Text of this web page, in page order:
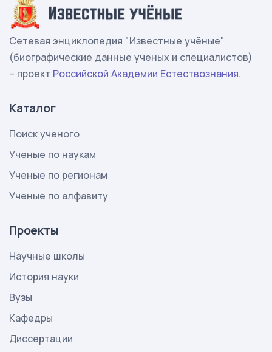
Сетевая энциклопедия "Известные учёные"
(биографические данные ученых и специалистов)
– проект Российской Академии Естествознания.
Каталог
Поиск ученого
Ученые по наукам
Ученые по регионам
Ученые по алфавиту
Проекты
Научные школы
История науки
Вузы
Кафедры
Диссертации